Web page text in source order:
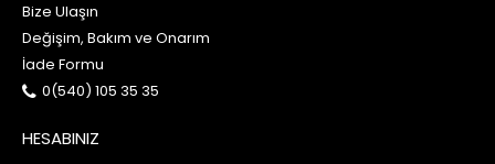
Bize Ulaşın
Değişim, Bakım ve Onarım
İade Formu
0(540) 105 35 35
HESABINIZ